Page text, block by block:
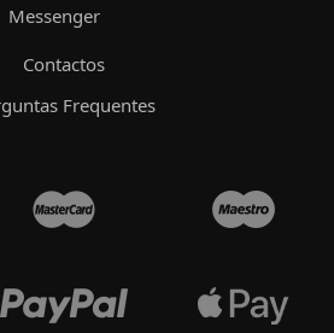
Messenger
Contactos
Frequentes